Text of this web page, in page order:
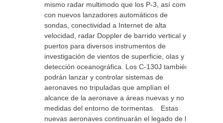
mismo radar multimodo que los P-3, así como
con nuevos lanzadores automáticos de
sondas, conectividad a Internet de alta
velocidad, radar Doppler de barrido vertical y
puertos para diversos instrumentos de
investigación de vientos de superficie, olas y
detección oceanográfica. Los C-130J también
podrán lanzar y controlar sistemas de
aeronaves no tripuladas que amplían el
alcance de la aeronave a áreas nuevas y no
medidas del entorno de tormentas. Estas
nuevas aeronaves continuarán el legado de los